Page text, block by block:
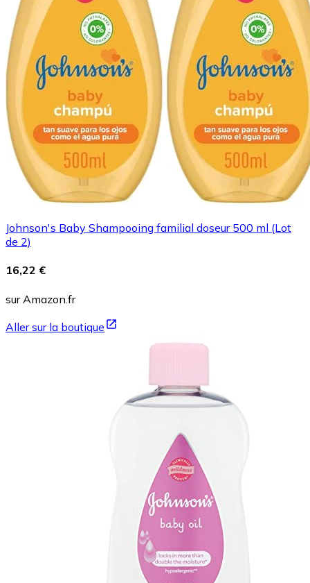
Johnson's Baby Shampooing familial doseur 500 ml (Lot
de 2)
16,22 €
sur Amazon.fr
Aller sur la boutique